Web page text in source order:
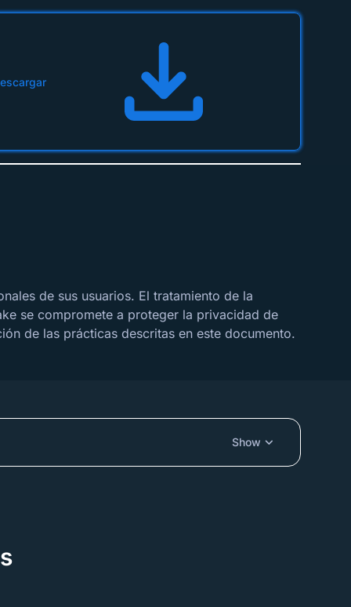
de sus usuarios. El tratamiento de la
se compromete a proteger la privacidad de
de las prácticas descritas en este documento.
Show